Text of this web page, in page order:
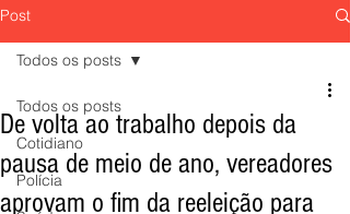
Post
Todos os posts
Cotidiano
Polícia
Todos os posts
De volta ao trabalho depois da
pausa de meio de ano, vereadores
aprovam o fim da reeleição para